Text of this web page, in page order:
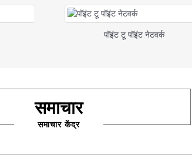
पॉइंट टू पॉइंट नेटवर्क
समाचार
समाचार केंद्र